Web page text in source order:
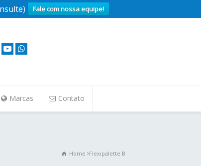
Fale com nossa equipe!
Marcas Contato
Home Flexipalette B